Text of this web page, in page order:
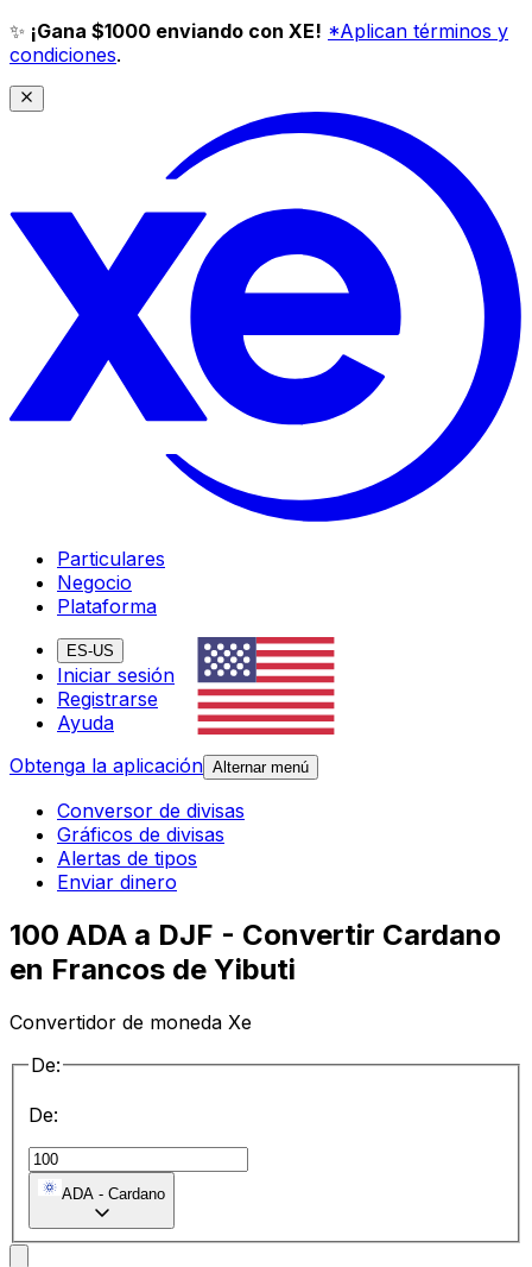
✨ ¡Gana $1000 enviando con XE! *Aplican términos y
condiciones.
Particulares
Negocio
Plataforma
ES-US
Iniciar sesión
Registrarse
Ayuda
Obtenga la aplicación Alternar menú
Conversor de divisas
Gráficos de divisas
Alertas de tipos
Enviar dinero
100 ADA a DJF - Convertir Cardano
en Francos de Yibuti
Convertidor de moneda Xe
De:
De:
ADA - Cardano